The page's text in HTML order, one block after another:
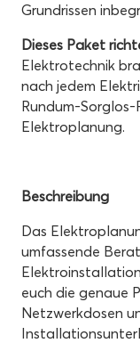
Grundrissen
Dieses Paket
Elektrotechnik
nach jedem
Rundum-
Elektroplanung.
Beschreibung
Das
umfassende
euch die genaue
Netzwerkdosen